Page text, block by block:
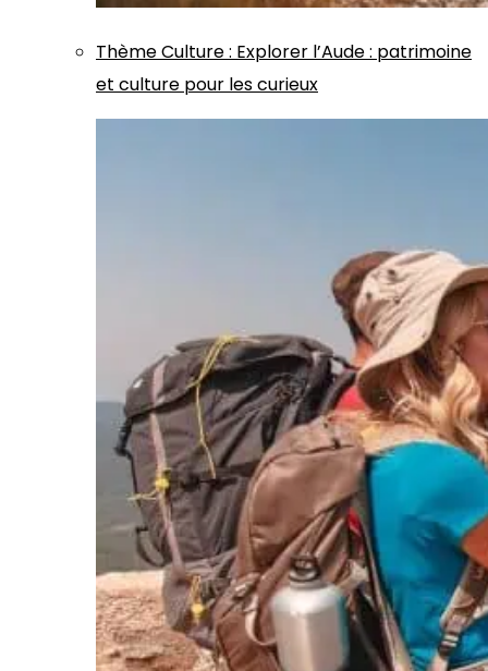
ThèmeCulture: Explorer l’Aude : patrimoine
et culture pour les curieux